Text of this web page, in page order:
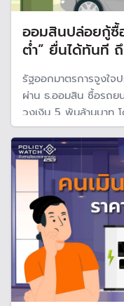
ออมสินปล่อยกู้ซื้
ต่ำ” ยื่นได้ทันที
รัฐออกมาตรการจูงใจ
ผ่าน ธ.ออมสิน ซื้อรถย
วงเงิน 5 พันล้านบาท
ดอก ยื่นขอได้ตั้งแต่วัน
โครงการจะหมด